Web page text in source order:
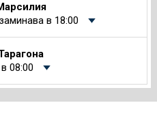
в 18:00
08:00